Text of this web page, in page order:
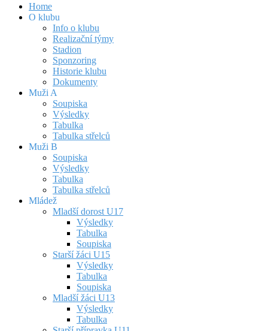
Home
O klubu
Info o klubu
Realizační týmy
Stadion
Sponzoring
Historie klubu
Dokumenty
Muži A
Soupiska
Výsledky
Tabulka
Tabulka střelců
Muži B
Soupiska
Výsledky
Tabulka
Tabulka střelců
Mládež
Mladší dorost U17
Výsledky
Tabulka
Soupiska
Starší žáci U15
Výsledky
Tabulka
Soupiska
Mladší žáci U13
Výsledky
Tabulka